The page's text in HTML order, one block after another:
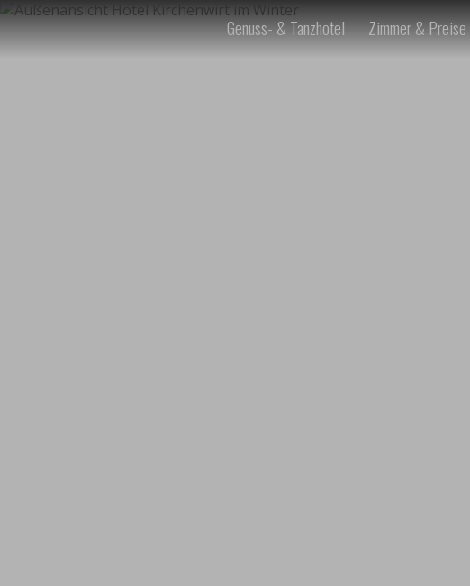
Genuss- & Tanzhotel Zimmer & Preise